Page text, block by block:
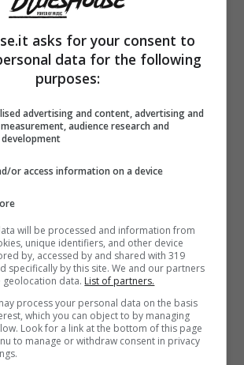
trovi verità. Il fornaio ti
a legna. La barista ti chiama
due giorni. Un artigiano ti
tiene viva unatradizione. In
capisci il Paese meglio di mille
capisci anche Porowski: la
da persone che sanno
aspettare.
lingua comune
è diretta. Funziona anche
una
asks for your consent to
data for the following
purposes:
advertising and content, advertising and
audience research and
development
or access information on a device
will be processed and information from
unique identifiers, and other device
by, accessed by and shared with 319
specifically by this site. We and our partners
geolocation data. List of partners.
process your personal data on the basis
which you can object to by managing
Look for a link at the bottom of this page
to manage or withdraw consent in privacy